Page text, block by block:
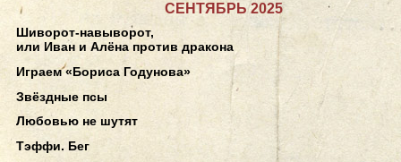
СЕНТЯБРЬ 2025
Шиворот-навыворот,
или Иван и Алёна против дракона
Играем «Бориса Годунова»
Звёздные псы
Любовью не шутят
Тэффи. Бег